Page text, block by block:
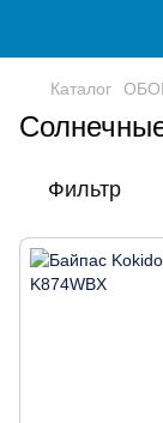
Каталог
Фильтр